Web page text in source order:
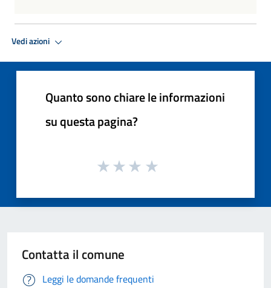
Vedi azioni
Quanto sono chiare le informazioni
su questa pagina?
Contatta il comune
Leggi le domande frequenti